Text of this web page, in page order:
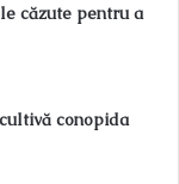
căzute pentru a
conopida